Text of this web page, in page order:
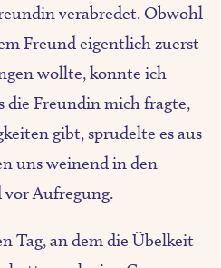
verabredet. Obwohl
Freund eigentlich zuerst
wollte, konnte ich
die Freundin mich fragte,
gibt, sprudelte es aus
uns weinend in den
vor Aufregung.
Tag, an dem die Übelkeit